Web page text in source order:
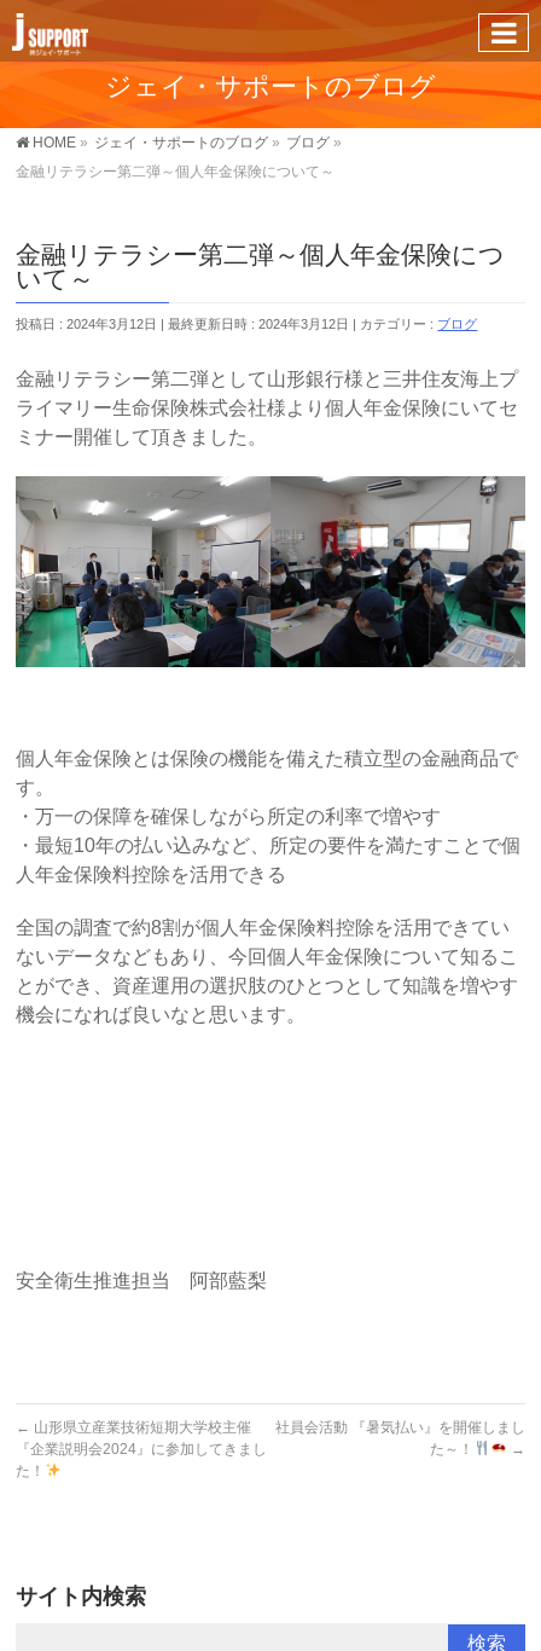
ジェイ・サポートのブログ
HOME » ジェイ・サポートのブログ » ブログ »
金融リテラシー第二弾～個人年金保険について～
金融リテラシー第二弾～個人年金保険につ
いて～
投稿日 : 2024年3月12日 最終更新日時 : 2024年3月12日 カテゴリー : ブログ
金融リテラシー第二弾として山形銀行様と三井住友海上プ
ライマリー生命保険株式会社様より個人年金保険にいてセ
ミナー開催して頂きました。
個人年金保険とは保険の機能を備えた積立型の金融商品で
す。
・万一の保障を確保しながら所定の利率で増やす
・最短10年の払い込みなど、所定の要件を満たすことで個
人年金保険料控除を活用できる
全国の調査で約8割が個人年金保険料控除を活用できてい
ないデータなどもあり、今回個人年金保険について知るこ
とができ、資産運用の選択肢のひとつとして知識を増やす
機会になれば良いなと思います。
安全衛生推進担当 阿部藍梨
← 山形県立産業技術短期大学校主催
『企業説明会2024』に参加してきまし
た！
社員会活動 『暑気払い』を開催しまし
た～！
→
サイト内検索